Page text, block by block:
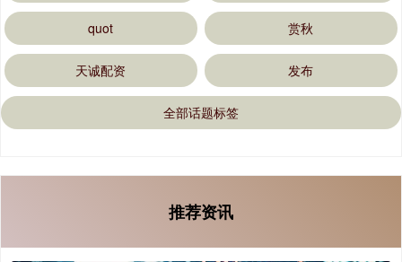
quot 赏秋
天诚配资 发布
全部话题标签
推荐资讯